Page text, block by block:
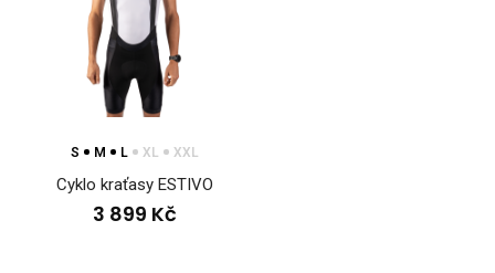
S M L XL XXL
Cyklo kraťasy ESTIVO
3 899 Kč